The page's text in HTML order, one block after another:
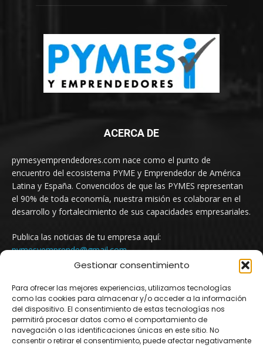
Gestionar consentimiento
Para ofrecer las mejores experiencias, utilizamos tecnologías
como las cookies para almacenar y/o acceder a la información
del dispositivo. El consentimiento de estas tecnologías nos
permitirá procesar datos como el comportamiento de
navegación o las identificaciones únicas en este sitio. No
consentir o retirar el consentimiento, puede afectar negativamente
ACERCA DE
pymesyemprendedores.com nace como el punto de
encuentro del ecosistema PYME y Emprendedor de América
Latina y España. Convencidos de que las PYMES representan
el 90% de toda economía, nuestra misión es colaborar en el
desarrollo y fortalecimiento de sus capacidades empresariales.
Publica las noticias de tu empresa aquí:
pymesyemprende@gmail.com
SÍGUENOS